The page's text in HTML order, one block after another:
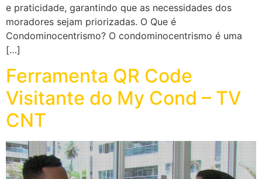
e praticidade, garantindo que as necessidades dos
moradores sejam priorizadas. O Que é
Condominocentrismo? O condominocentrismo é uma
[…]
Ferramenta QR Code
Visitante do My Cond – TV
CNT